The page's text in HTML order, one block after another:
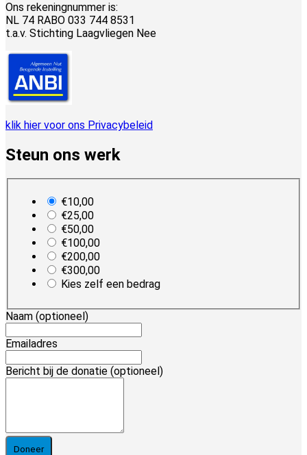
Ons rekeningnummer is:
NL 74 RABO 033 744 8531
t.a.v. Stichting Laagvliegen Nee
klik hier voor ons Privacybeleid
Steun ons werk
€10,00
€25,00
€50,00
€100,00
€200,00
€300,00
Kies zelf een bedrag
Naam (optioneel)
Emailadres
Bericht bij de donatie (optioneel)
Doneer